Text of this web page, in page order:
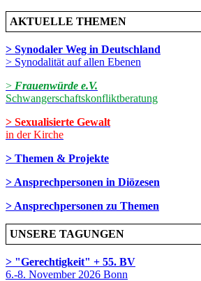
AKTUELLE THEMEN
> Synodaler Weg in Deutschland
> Synodalität auf allen Ebenen
> Frauenwürde e.V.
Schwangerschaftskonfliktberatung
> Sexualisierte Gewalt
in der Kirche
> Themen & Projekte
> Ansprechpersonen in Diözesen
> Ansprechpersonen zu Themen
UNSERE TAGUNGEN
> "Gerechtigkeit" + 55. BV
6.-8. November 2026 Bonn